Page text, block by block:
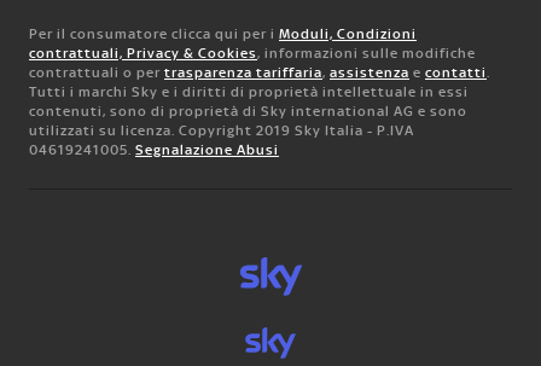
Per il consumatore clicca qui per i Moduli, Condizioni
contrattuali, Privacy & Cookies, informazioni sulle modifiche
contrattuali o per trasparenza tariffaria, assistenza e contatti.
Tutti i marchi Sky e i diritti di proprietà intellettuale in essi
contenuti, sono di proprietà di Sky international AG e sono
utilizzati su licenza. Copyright 2019 Sky Italia - P.IVA
04619241005. Segnalazione Abusi